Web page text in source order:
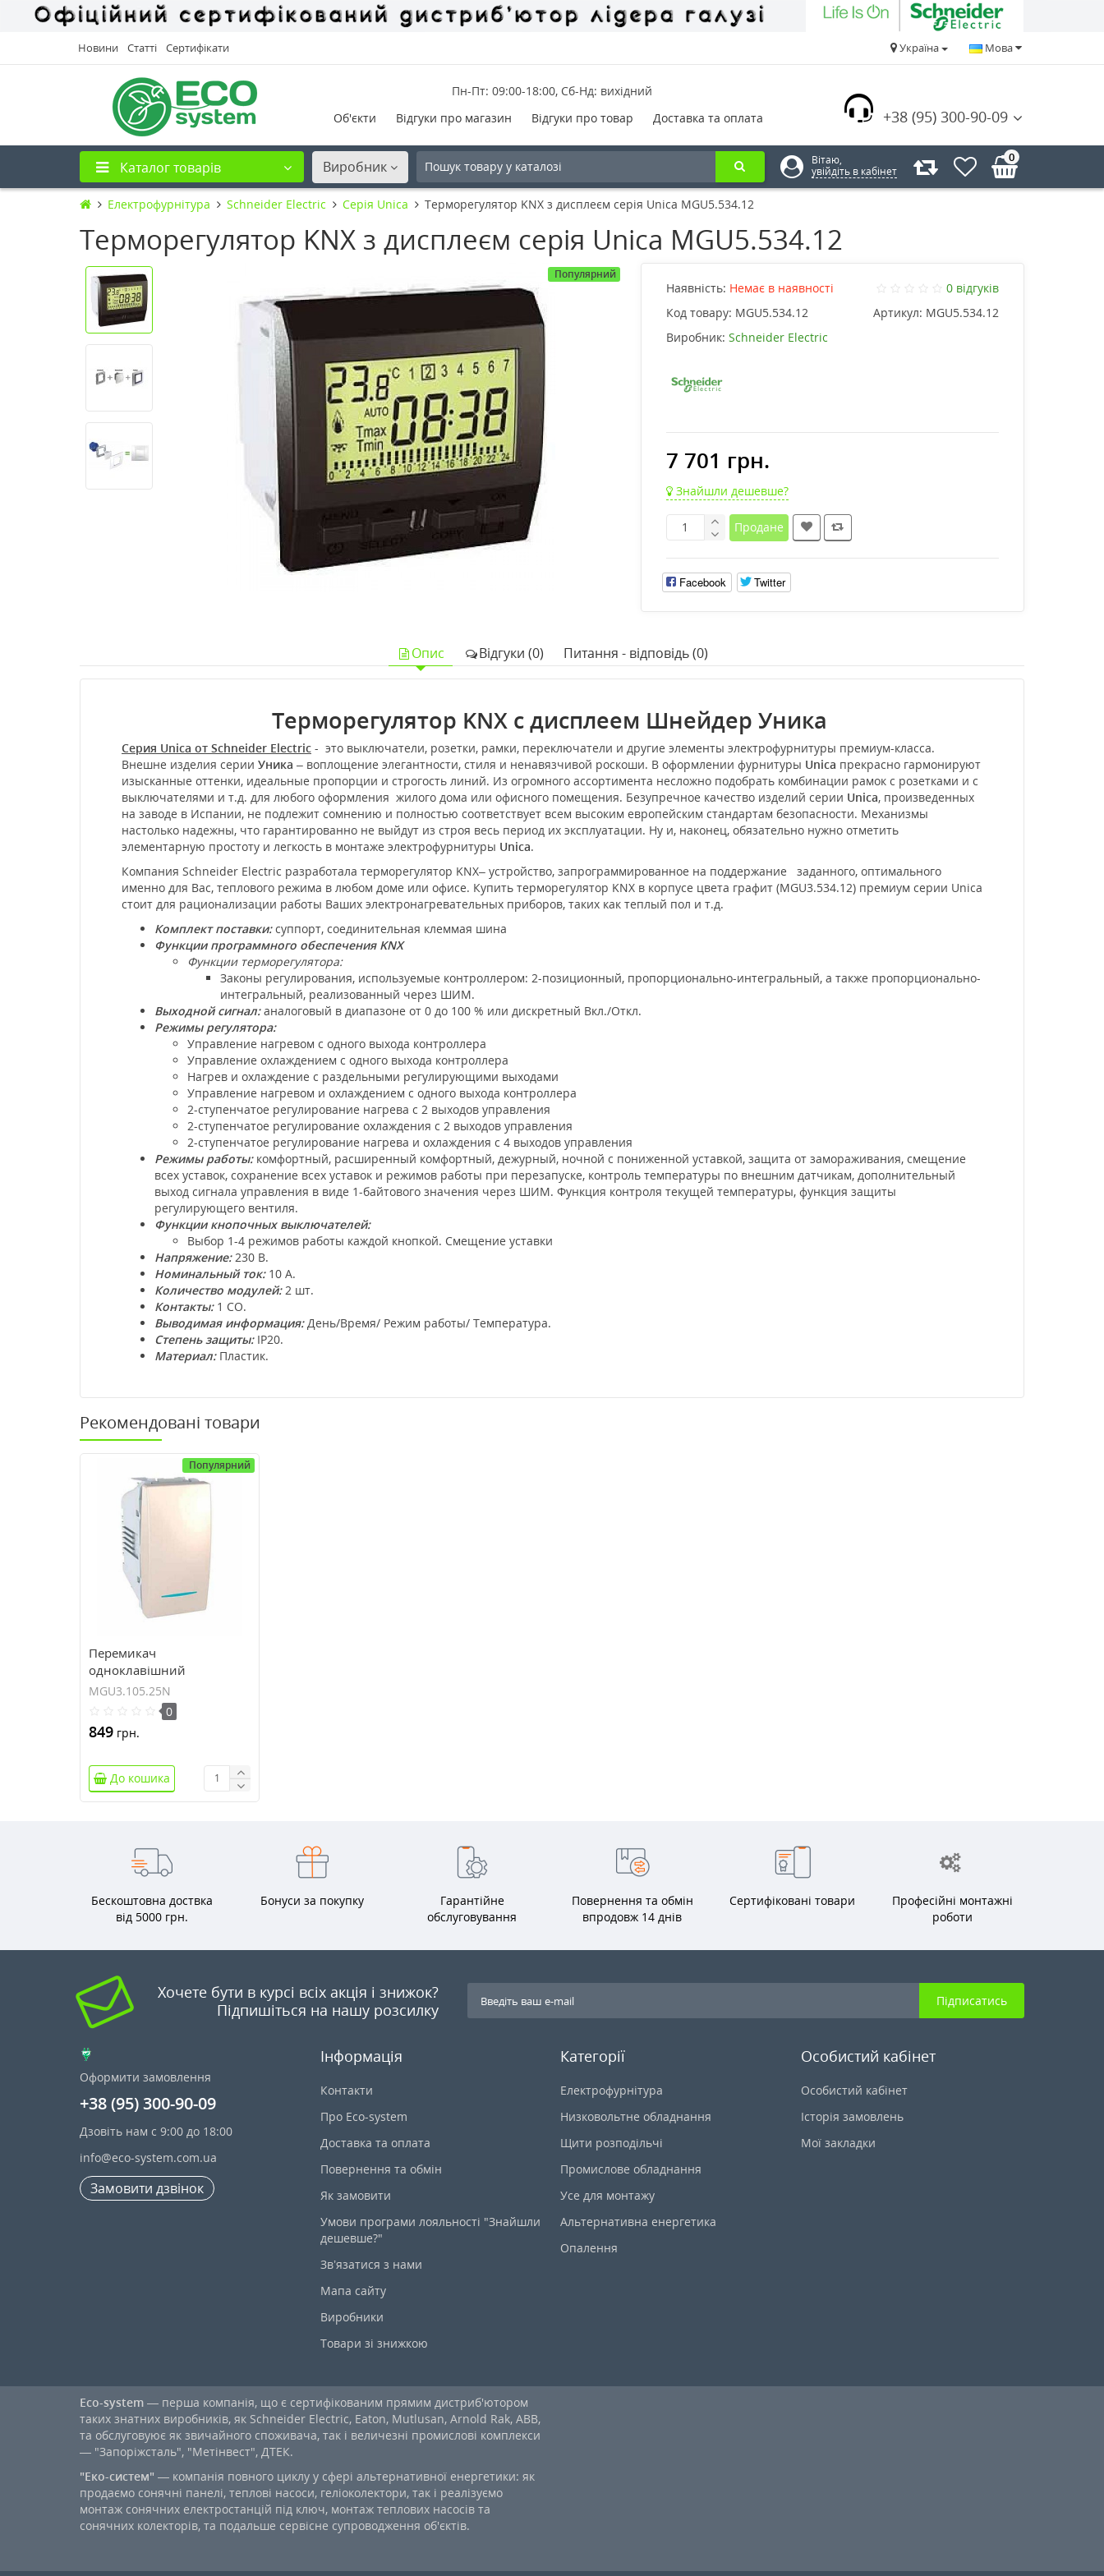
Новини Статті Сертифікати Мова
Україна
+38 (95) 300-90-09
Пн-Пт: 09:00-18:00, Сб-Нд: вихідний
Об'єкти
Відгуки про магазин Відгуки про товар Доставка та оплата
Каталог товарів Виробник
Вітаю,
увійдіть в кабінет
0
Електрофурнітура Schneider Electric Cерія Unica Терморегулятор KNX з дисплеєм серія Unica MGU5.534.12
Терморегулятор KNX з дисплеєм серія Unica MGU5.534.12
Популярний
Наявність: Немає в наявності
0 відгуків
Код товару: MGU5.534.12 Артикул: MGU5.534.12
Виробник: Schneider Electric
7 701 грн.
Знайшли дешевше?
Продане
Facebook Twitter
Опис Відгуки (0) Питання - відповідь (0)
Терморегулятор KNX с дисплеем Шнейдер Уника
Серия Unica от Schneider Electric - это выключатели, розетки, рамки, переключатели и другие элементы электрофурнитуры премиум-класса.
Внешне изделия серии Уника – воплощение элегантности, стиля и ненавязчивой роскоши. В оформлении фурнитуры Unica прекрасно гармонируют
изысканные оттенки, идеальные пропорции и строгость линий. Из огромного ассортимента несложно подобрать комбинации рамок с розетками и с
выключателями и т.д. для любого оформления жилого дома или офисного помещения. Безупречное качество изделий серии Unica, произведенных
на заводе в Испании, не подлежит сомнению и полностью соответствует всем высоким европейским стандартам безопасности. Механизмы
настолько надежны, что гарантированно не выйдут из строя весь период их эксплуатации. Ну и, наконец, обязательно нужно отметить
элементарную простоту и легкость в монтаже электрофурнитуры Unica.
Компания Schneider Electric разработала терморегулятор KNX– устройство, запрограммированное на поддержание заданного, оптимального
именно для Вас, теплового режима в любом доме или офисе. Купить терморегулятор KNX в корпусе цвета графит (MGU3.534.12) премиум серии Unica
стоит для рационализации работы Ваших электронагревательных приборов, таких как теплый пол и т.д.
Комплект поставки:суппорт, соединительная клеммая шина
Функции программного обеспечения KNX
Функции терморегулятора:
Законы регулирования, используемые контроллером: 2-позиционный, пропорционально-интегральный, а также пропорционально-
интегральный, реализованный через ШИМ.
Выходной сигнал:аналоговый в диапазоне от 0 до 100 % или дискретный Вкл./Откл.
Режимы регулятора:
Управление нагревом с одного выхода контроллера
Управление охлаждением с одного выхода контроллера
Нагрев и охлаждение с раздельными регулирующими выходами
Управление нагревом и охлаждением с одного выхода контроллера
2-ступенчатое регулирование нагрева с 2 выходов управления
2-ступенчатое регулирование охлаждения с 2 выходов управления
2-ступенчатое регулирование нагрева и охлаждения с 4 выходов управления
Режимы работы:комфортный, расширенный комфортный, дежурный, ночной с пониженной уставкой, защита от замораживания, смещение
всех уставок, сохранение всех уставок и режимов работы при перезапуске, контроль температуры по внешним датчикам, дополнительный
выход сигнала управления в виде 1-байтового значения через ШИМ. Функция контроля текущей температуры, функция защиты
регулирующего вентиля.
Функции кнопочных выключателей:
Выбор 1-4 режимов работы каждой кнопкой. Смещение уставки
Напряжение:230 В.
Номинальный ток:10 А.
Количество модулей:2 шт.
Контакты:1 СO.
Выводимая информация:День/Время/ Режим работы/ Температура.
Степень защиты:IP20.
Материал: Пластик.
Рекомендовані товари
Популярний
Перемикач
одноклавішний
перехресний з
індикаційним
підсвічуванням Unica 10А
MGU3.105.25N
MGU3.105.25N
0
849 грн.
До кошика
Бескоштовна доствка
від 5000 грн.
Бонуси за покупку
Гарантійне
обслуговування
Повернення та обмін
впродовж 14 днів
Сертифіковані товари
Професійні монтажні
роботи
Хочете бути в курсі всіх акція і знижок?
Підпишіться на нашу розсилку
Підписатись
Оформити замовлення
+38 (95) 300-90-09
Дзовіть нам с 9:00 до 18:00
info@eco-system.com.ua
Замовити дзвінок
Інформація
Контакти
Про Eco-system
Доставка та оплата
Повернення та обмін
Як замовити
Умови програми лояльності "Знайшли
дешевше?"
Зв’язатися з нами
Мапа сайту
Виробники
Товари зі знижкою
Категорії
Електрофурнітура
Низковольтне обладнання
Щити розподільчі
Промислове обладнання
Усе для монтажу
Альтернативна енергетика
Опалення
Особистий кабінет
Особистий кабінет
Історія замовлень
Мої закладки
Eco-system — перша компанія, що є сертифікованим прямим дистриб'ютором
таких знатних виробників, як Schneider Electric, Eaton, Mutlusan, Arnold Rak, ABB,
та обслуговуює як звичайного споживача, так і величезні промислові комплекси
— "Запоріжсталь", "Метінвест", ДТЕК.
"Еко-систем" — компанія повного циклу у сфері альтернативної енергетики: як
продаємо сонячні панелі, теплові насоси, геліоколектори, так і реалізуємо
монтаж сонячних електростанцій під ключ, монтаж теплових насосів та
сонячних колекторів, та подальше сервісне супроводження об'єктів.